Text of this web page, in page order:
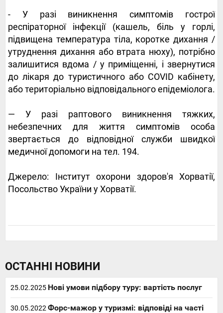
ОСТАННІ НОВИНИ
25.02.2025 Нові умови підбору туру: вартість послуг
30.05.2022 Форс-мажор у туризмі: відповіді на часті
- У разі виникнення симптомів гострої
респіраторної інфекції (кашель, біль у горлі,
підвищена температура тіла, коротке дихання /
утруднення дихання або втрата нюху), потрібно
залишитися вдома / у приміщенні, і звернутися
до лікаря до туристичного або COVID кабінету,
або територіально відповідального епідеміолога.
— У разі раптового виникнення тяжких,
небезпечних для життя симптомів особа
звертається до відповідної служби швидкої
медичної допомоги на тел. 194.
Джерело: Інститут охорони здоров'я Хорватії,
Посольство України у Хорватії.